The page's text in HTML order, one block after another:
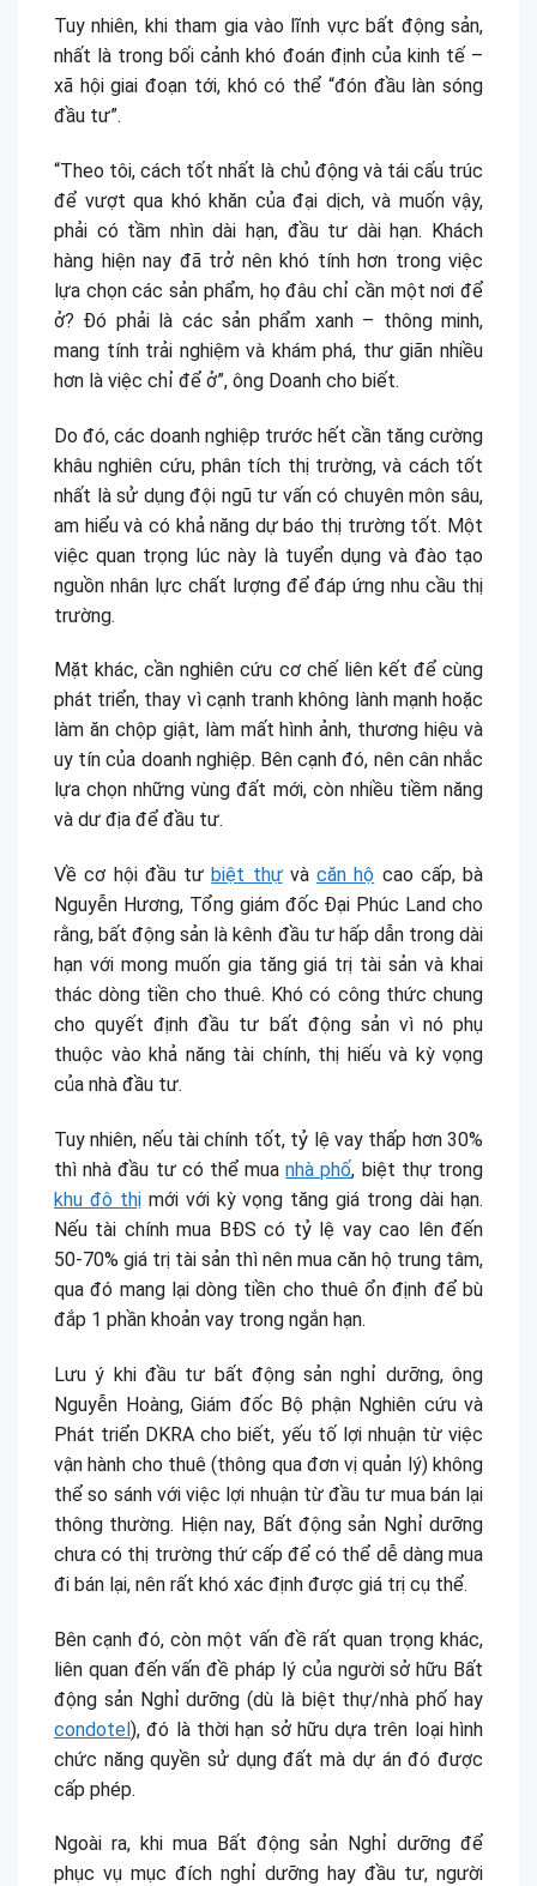
Tuy nhiên, khi tham gia vào lĩnh vực bất động sản,
nhất là trong bối cảnh khó đoán định của kinh tế –
xã hội giai đoạn tới, khó có thể “đón đầu làn sóng
đầu tư”.
“Theo tôi, cách tốt nhất là chủ động và tái cấu trúc
để vượt qua khó khăn của đại dịch, và muốn vậy,
phải có tầm nhìn dài hạn, đầu tư dài hạn. Khách
hàng hiện nay đã trở nên khó tính hơn trong việc
lựa chọn các sản phẩm, họ đâu chỉ cần một nơi để
ở? Đó phải là các sản phẩm xanh – thông minh,
mang tính trải nghiệm và khám phá, thư giãn nhiều
hơn là việc chỉ để ở”, ông Doanh cho biết.
Do đó, các doanh nghiệp trước hết cần tăng cường
khâu nghiên cứu, phân tích thị trường, và cách tốt
nhất là sử dụng đội ngũ tư vấn có chuyên môn sâu,
am hiểu và có khả năng dự báo thị trường tốt. Một
việc quan trọng lúc này là tuyển dụng và đào tạo
nguồn nhân lực chất lượng để đáp ứng nhu cầu thị
trường.
Mặt khác, cần nghiên cứu cơ chế liên kết để cùng
phát triển, thay vì cạnh tranh không lành mạnh hoặc
làm ăn chộp giật, làm mất hình ảnh, thương hiệu và
uy tín của doanh nghiệp. Bên cạnh đó, nên cân nhắc
lựa chọn những vùng đất mới, còn nhiều tiềm năng
và dư địa để đầu tư.
Về cơ hội đầu tư biệt thựvà căn hộ cao cấp, bà
Nguyễn Hương, Tổng giám đốc Đại Phúc Land cho
rằng, bất động sản là kênh đầu tư hấp dẫn trong dài
hạn với mong muốn gia tăng giá trị tài sản và khai
thác dòng tiền cho thuê. Khó có công thức chung
cho quyết định đầu tư bất động sản vì nó phụ
thuộc vào khả năng tài chính, thị hiếu và kỳ vọng
của nhà đầu tư.
Tuy nhiên, nếu tài chính tốt, tỷ lệ vay thấp hơn 30%
thì nhà đầu tư có thể muanhà phố, biệt thự trong
khu đô thịmới với kỳ vọng tăng giá trong dài hạn.
Nếu tài chính mua BĐS có tỷ lệ vay cao lên đến
50-70% giá trị tài sản thì nên mua căn hộ trung tâm,
qua đó mang lại dòng tiền cho thuê ổn định để bù
đắp 1 phần khoản vay trong ngắn hạn.
Lưu ý khi đầu tư bất động sản nghỉ dưỡng, ông
Nguyễn Hoàng, Giám đốc Bộ phận Nghiên cứu và
Phát triển DKRA cho biết, yếu tố lợi nhuận từ việc
vận hành cho thuê (thông qua đơn vị quản lý) không
thể so sánh với việc lợi nhuận từ đầu tư mua bán lại
thông thường. Hiện nay, Bất động sản Nghỉ dưỡng
chưa có thị trường thứ cấp để có thể dễ dàng mua
đi bán lại, nên rất khó xác định được giá trị cụ thể.
Bên cạnh đó, còn một vấn đề rất quan trọng khác,
liên quan đến vấn đề pháp lý của người sở hữu Bất
động sản Nghỉ dưỡng (dù là biệt thự/nhà phố hay
condotel), đó là thời hạn sở hữu dựa trên loại hình
chức năng quyền sử dụng đất mà dự án đó được
cấp phép.
Ngoài ra, khi mua Bất động sản Nghỉ dưỡng để
phục vụ mục đích nghỉ dưỡng hay đầu tư, người